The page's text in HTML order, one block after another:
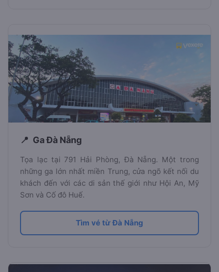
Ga Đà Nẵng
Tọa lạc tại 791 Hải Phòng, Đà Nẵng. Một trong
những ga lớn nhất miền Trung, cửa ngõ kết nối du
khách đến với các di sản thế giới như Hội An, Mỹ
Sơn và Cố đô Huế.
Tìm vé từ Đà Nẵng